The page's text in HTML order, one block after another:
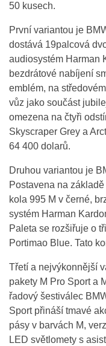
50 kusech.
První variantou je
dostává 19palcová
audiosystém Harman
bezdrátové nabíjení
emblém, na
vůz jako součást
omezena na čtyři
Skyscraper Grey a
64 400 dolarů.
Druhou variantou je
Postavena na
kola 995 M v černé,
systém Harman
Paleta se rozšiřuje o
Portimao Blue. Tato
Třetí a nejvýkonnější
pakety M Pro Sport a
řadový šestiválec
Sport přináší tmavé
pásy v barvách M,
LED světlomety s